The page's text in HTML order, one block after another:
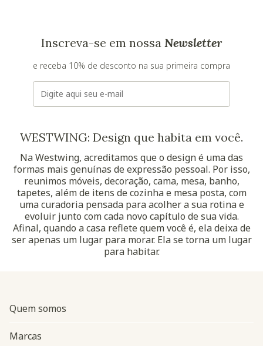
Inscreva-se em nossa Newsletter
e receba 10% de desconto na sua primeira compra
E-mail
WESTWING: Design que habita em você.
Na Westwing, acreditamos que o design é uma das
formas mais genuínas de expressão pessoal. Por isso,
reunimos móveis, decoração, cama, mesa, banho,
tapetes, além de itens de cozinha e mesa posta, com
uma curadoria pensada para acolher a sua rotina e
evoluir junto com cada novo capítulo de sua vida.
Afinal, quando a casa reflete quem você é, ela deixa de
ser apenas um lugar para morar. Ela se torna um lugar
para habitar.
Quem somos
Marcas